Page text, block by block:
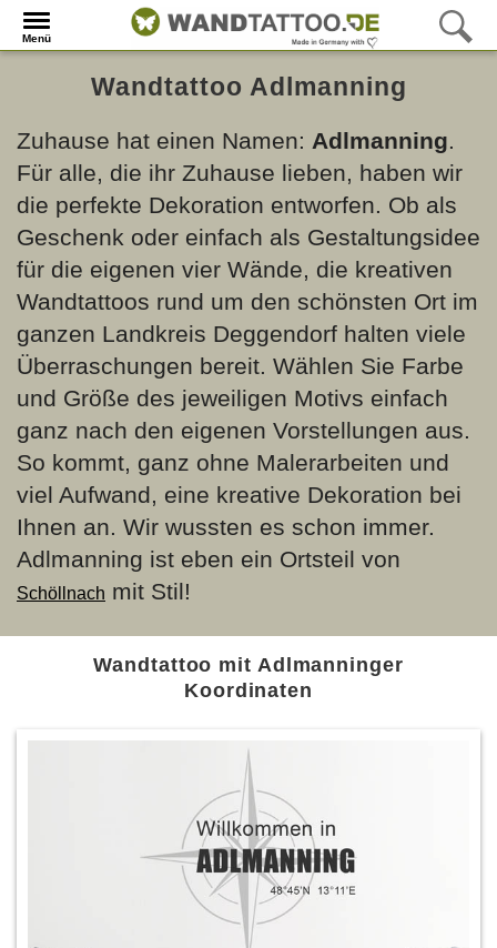
Menü
Wandtattoo Adlmanning
Zuhause hat einen Namen: Adlmanning.
Für alle, die ihr Zuhause lieben, haben wir
die perfekte Dekoration entworfen. Ob als
Geschenk oder einfach als Gestaltungsidee
für die eigenen vier Wände, die kreativen
Wandtattoos rund um den schönsten Ort im
ganzen Landkreis Deggendorf halten viele
Überraschungen bereit. Wählen Sie Farbe
und Größe des jeweiligen Motivs einfach
ganz nach den eigenen Vorstellungen aus.
So kommt, ganz ohne Malerarbeiten und
viel Aufwand, eine kreative Dekoration bei
Ihnen an. Wir wussten es schon immer.
Adlmanning ist eben ein Ortsteil von
Schöllnach mit Stil!
Wandtattoo mit Adlmanninger
Koordinaten